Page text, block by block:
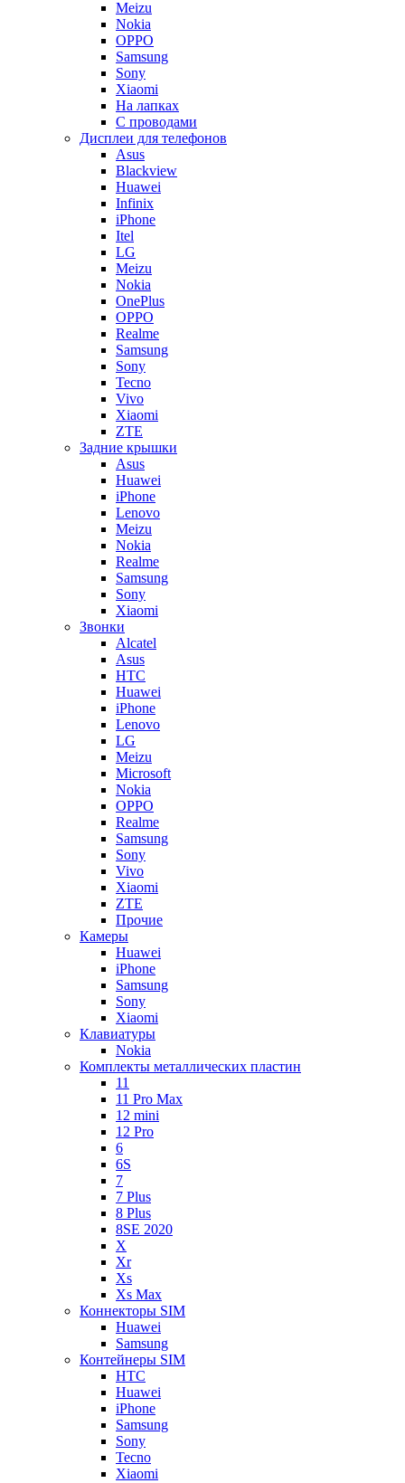
Meizu
Nokia
OPPO
Samsung
Sony
Xiaomi
На лапках
С проводами
Дисплеи для телефонов
Asus
Blackview
Huawei
Infinix
iPhone
Itel
LG
Meizu
Nokia
OnePlus
OPPO
Realme
Samsung
Sony
Tecno
Vivo
Xiaomi
ZTE
Задние крышки
Asus
Huawei
iPhone
Lenovo
Meizu
Nokia
Realme
Samsung
Sony
Xiaomi
Звонки
Alcatel
Asus
HTC
Huawei
iPhone
Lenovo
LG
Meizu
Microsoft
Nokia
OPPO
Realme
Samsung
Sony
Vivo
Xiaomi
ZTE
Прочие
Камеры
Huawei
iPhone
Samsung
Sony
Xiaomi
Клавиатуры
Nokia
Комплекты металлических пластин
11
11 Pro Max
12 mini
12 Pro
6
6S
7
7 Plus
8 Plus
8SE 2020
X
Xr
Xs
Xs Max
Коннекторы SIM
Huawei
Samsung
Контейнеры SIM
HTC
Huawei
iPhone
Samsung
Sony
Tecno
Xiaomi